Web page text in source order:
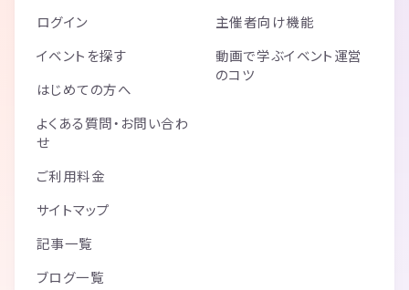
ログイン
イベントを探す
はじめての方へ
よくある質問・お問い合わ
せ
ご利用料金
サイトマップ
記事一覧
ブログ一覧
主催者向け機能
動画で学ぶイベント運営
のコツ